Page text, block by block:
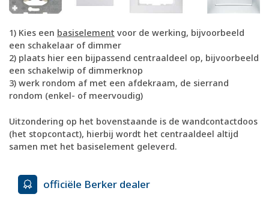
1) Kies een basiselement voor de werking, bijvoorbeeld
een schakelaar of dimmer
2) plaats hier een bijpassend centraaldeel op, bijvoorbeeld
een schakelwip of dimmerknop
3) werk rondom af met een afdekraam, de sierrand
rondom (enkel- of meervoudig)
Uitzondering op het bovenstaande is de wandcontactdoos
(het stopcontact), hierbij wordt het centraaldeel altijd
samen met het basiselement geleverd.
officiële Berker dealer